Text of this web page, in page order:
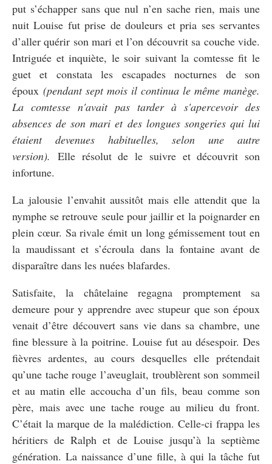
put s’échapper sans que nul n’en sache rien, mais une
nuit Louise fut prise de douleurs et pria ses servantes
d’aller quérir son mari et l’on découvrit sa couche vide.
Intriguée et inquiète, le soir suivant la comtesse fit le
guet et constata les escapades nocturnes de son
époux (pendant sept mois il continua le même manège.
La comtesse n'avait pas tarder à s'apercevoir des
absences de son mari et des longues songeries qui lui
étaient devenues habituelles, selon une autre
version). Elle résolut de le suivre et découvrit son
infortune.
La jalousie l’envahit aussitôt mais elle attendit que la
nymphe se retrouve seule pour jaillir et la poignarder en
plein cœur. Sa rivale émit un long gémissement tout en
la maudissant et s’écroula dans la fontaine avant de
disparaître dans les nuées blafardes.
Satisfaite, la châtelaine regagna promptement sa
demeure pour y apprendre avec stupeur que son époux
venait d’être découvert sans vie dans sa chambre, une
fine blessure à la poitrine. Louise fut au désespoir. Des
fièvres ardentes, au cours desquelles elle prétendait
qu’une tache rouge l’aveuglait, troublèrent son sommeil
et au matin elle accoucha d’un fils, beau comme son
père, mais avec une tache rouge au milieu du front.
C’était la marque de la malédiction. Celle-ci frappa les
héritiers de Ralph et de Louise jusqu’à la septième
génération. La naissance d’une fille, à qui la tâche fut